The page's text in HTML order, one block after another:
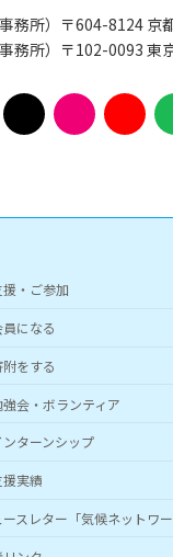
事務所）〒604-8124
事務所）〒102-0093
ア
イ
コ
ア
イ
コ
ア
イ
コ
ア
イ
コ
援・ご参加
員になる
附をする
強会・ボランティア
ンターンシップ
援実績
スレター「気候ネットワー